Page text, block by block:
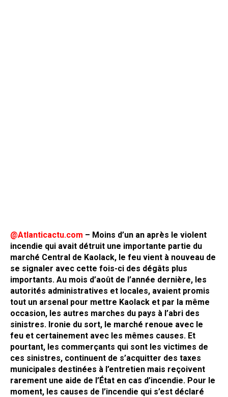
@Atlanticactu.com – Moins d’un an après le violent
incendie qui avait détruit une importante partie du
marché Central de Kaolack, le feu vient à nouveau de
se signaler avec cette fois-ci des dégâts plus
importants. Au mois d’août de l’année dernière, les
autorités administratives et locales, avaient promis
tout un arsenal pour mettre Kaolack et par la même
occasion, les autres marches du pays à l’abri des
sinistres. Ironie du sort, le marché renoue avec le
feu et certainement avec les mêmes causes. Et
pourtant, les commerçants qui sont les victimes de
ces sinistres, continuent de s’acquitter des taxes
municipales destinées à l’entretien mais reçoivent
rarement une aide de l’État en cas d’incendie. Pour le
moment, les causes de l’incendie qui s’est déclaré